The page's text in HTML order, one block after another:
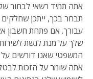
אתה תמיד רשאי לבחור
תבחר בכך, ייתכן שחלקים
עבורך. אם פתחת חשבון
שלך על מנת לגשת
המשפטי שאנו דורשים
אתה שומר על הזכות